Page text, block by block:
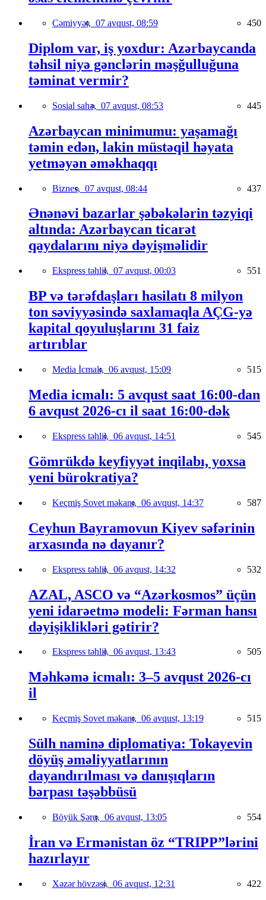
Cəmiyyət, 07 avqust, 08:59 450
Diplom var, iş yoxdur: Azərbaycanda
təhsil niyə gənclərin məşğulluğuna
təminat vermir?
Sosial sahə, 07 avqust, 08:53 445
Azərbaycan minimumu: yaşamağı
təmin edən, lakin müstəqil həyata
yetməyən əməkhaqqı
Biznes, 07 avqust, 08:44 437
Ənənəvi bazarlar şəbəkələrin təzyiqi
altında: Azərbaycan ticarət
qaydalarını niyə dəyişməlidir
Ekspress təhlil, 07 avqust, 00:03 551
BP və tərəfdaşları hasilatı 8 milyon
ton səviyyəsində saxlamaqla AÇG-yə
kapital qoyuluşlarını 31 faiz
artırıblar
Media İcmalı, 06 avqust, 15:09 515
Media icmalı: 5 avqust saat 16:00-dan
6 avqust 2026-cı il saat 16:00-dək
Ekspress təhlil, 06 avqust, 14:51 545
Gömrükdə keyfiyyət inqilabı, yoxsa
yeni bürokratiya?
Keçmiş Sovet məkanı, 06 avqust, 14:37 587
Ceyhun Bayramovun Kiyev səfərinin
arxasında nə dayanır?
Ekspress təhlil, 06 avqust, 14:32 532
AZAL, ASCO və “Azərkosmos” üçün
yeni idarəetmə modeli: Fərman hansı
dəyişiklikləri gətirir?
Ekspress təhlil, 06 avqust, 13:43 505
Məhkəmə icmalı: 3–5 avqust 2026-cı
il
Keçmiş Sovet məkanı, 06 avqust, 13:19 515
Sülh naminə diplomatiya: Tokayevin
döyüş əməliyyatlarının
dayandırılması və danışıqların
bərpası təşəbbüsü
Böyük Şərq, 06 avqust, 13:05 554
İran və Ermənistan öz “TRIPP”lərini
hazırlayır
Xəzər hövzəsi, 06 avqust, 12:31 422